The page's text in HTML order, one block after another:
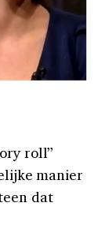
roll”
manier
dat